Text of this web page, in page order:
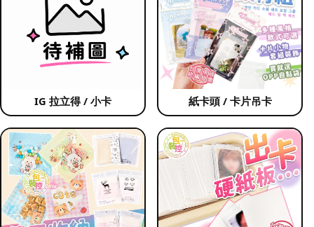
IG 拉立得 / 小卡 紙卡頭 / 卡片吊卡